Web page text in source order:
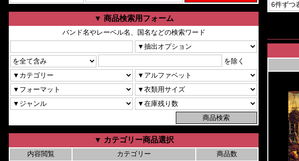
▼ 商品検索用フォーム
バンド名やレーベル名、国名などの検索ワード
を除く
▼ カテゴリー商品選択
内容閲覧 カテゴリー
商品数